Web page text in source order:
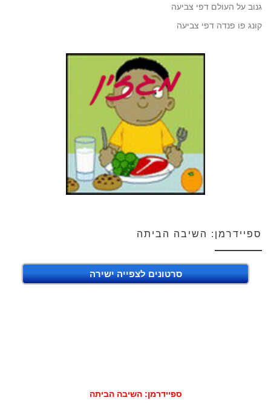
גנוב על העולם דפי צביעה
קונג פו פנדה דפי צביעה
ספיידרמן: השיבה הביתה
סרטונים לצפייה ישירה
ספיידרמן: השיבה הביתה